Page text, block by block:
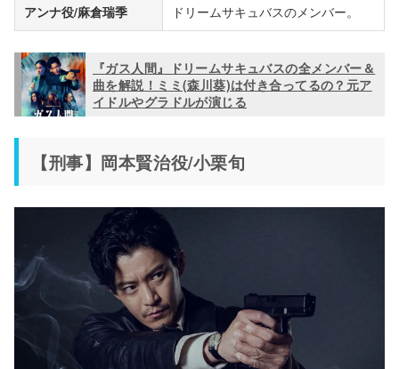
アンナ役/麻倉瑞季 ドリームサキュバスのメンバー。
『ガス人間』ドリームサキュバスの全メンバー＆
曲を解説！ミミ(森川葵)は付き合ってるの？元ア
イドルやグラドルが演じる
【刑事】岡本賢治役/小栗旬